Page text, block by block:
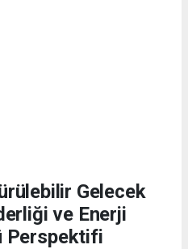
Gelecek
ve Enerji
Perspektifi